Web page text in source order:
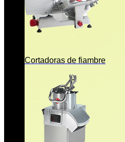
Cortadoras de fiambre